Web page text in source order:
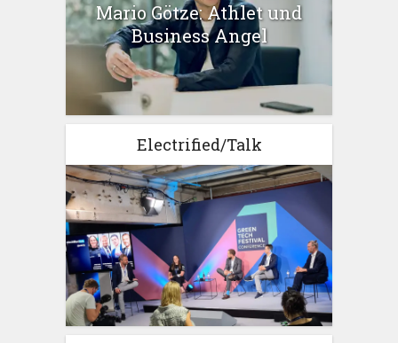
Mario Götze: Athlet und
Business Angel
Electrified/Talk